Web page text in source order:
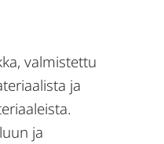
valmistettu
ja
ja